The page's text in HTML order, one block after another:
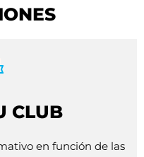
CLUB
en función de las